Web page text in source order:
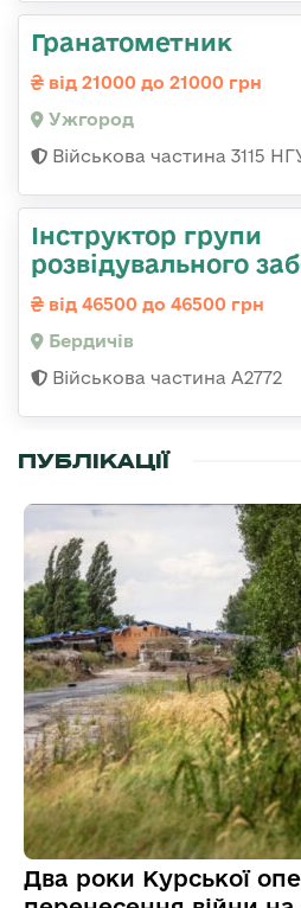
Гранатометник
від 21000 до 21000 грн
Ужгород
Військова частина 3115
Інструктор групи
розвідувального
від 46500 до 46500 грн
Бердичів
Військова частина А2772
ПУБЛІКАЦІЇ
Два роки Курської